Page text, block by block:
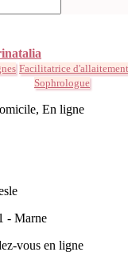
Facilitatrice d'allaitement
Sophrologue
En ligne
- Marne
vous en ligne